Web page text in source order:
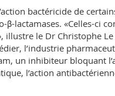
bactéricide de
β-lactamases. «Celles-ci
illustre le Dr Christophe
l’industrie
un inhibiteur bloquant
l’action